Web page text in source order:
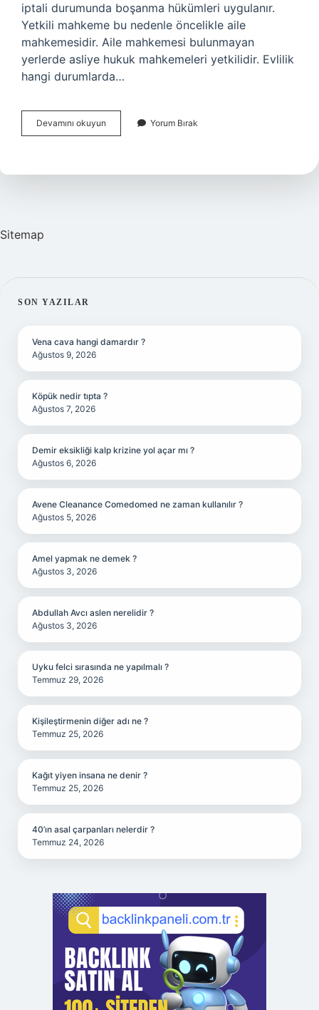
iptali durumunda boşanma hükümleri uygulanır.
Yetkili mahkeme bu nedenle öncelikle aile
mahkemesidir. Aile mahkemesi bulunmayan
yerlerde asliye hukuk mahkemeleri yetkilidir. Evlilik
hangi durumlarda…
Devamını okuyun Evlenmenin
Butlanına
Ne
Yorum Bırak
Sitemap
SIDEBAR
SON YAZILAR
Vena cava hangi damardır ?
Ağustos 9, 2026
Köpük nedir tıpta ?
Ağustos 7, 2026
Demir eksikliği kalp krizine yol açar mı ?
Ağustos 6, 2026
Avene Cleanance Comedomed ne zaman kullanılır ?
Ağustos 5, 2026
Amel yapmak ne demek ?
Ağustos 3, 2026
Abdullah Avcı aslen nerelidir ?
Ağustos 3, 2026
Uyku felci sırasında ne yapılmalı ?
Temmuz 29, 2026
Kişileştirmenin diğer adı ne ?
Temmuz 25, 2026
Kağıt yiyen insana ne denir ?
Temmuz 25, 2026
40’ın asal çarpanları nelerdir ?
Temmuz 24, 2026